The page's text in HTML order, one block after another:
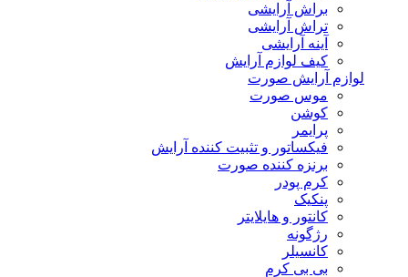
براش آرایشی
تراش آرایشی
آینه آرایشی
کیف لوازم آرایش
لوازم آرایش صورت
موس صورت
کوشن
پرایمر
فیکساتور و تثبیت کننده آرایش
برنزه کننده صورت
کرم پودر
پنکیک
کانتور و هایلایتر
رژگونه
کانسیلر
بی بی کرم